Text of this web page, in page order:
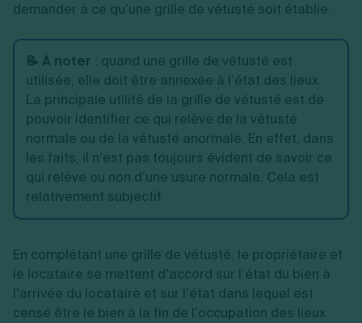
demander à ce qu’une grille de vétusté soit établie.
📝 À noter : quand une grille de vétusté est
utilisée, elle doit être annexée à l’état des lieux.
La principale utilité de la grille de vétusté est de
pouvoir identifier ce qui relève de la vétusté
normale ou de la vétusté anormale. En effet, dans
les faits, il n’est pas toujours évident de savoir ce
qui relève ou non d’une usure normale. Cela est
relativement subjectif.
En complétant une grille de vétusté, le propriétaire et
le locataire se mettent d’accord sur l’état du bien à
l’arrivée du locataire et sur l’état dans lequel est
censé être le bien à la fin de l’occupation des lieux